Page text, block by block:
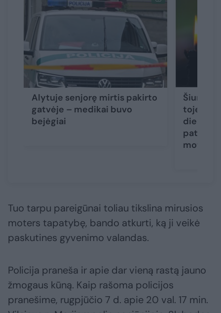
Alytuje senjorę mirtis pakirto
gatvėje – medikai buvo
bejėgiai
Šiurpūs
toje
dieną
paties
moterys
Tuo tarpu pareigūnai toliau tikslina mirusios
moters tapatybę, bando atkurti, ką ji veikė
paskutines gyvenimo valandas.
Policija praneša ir apie dar vieną rastą jauno
žmogaus kūną. Kaip rašoma policijos
pranešime, rugpjūčio 7 d. apie 20 val. 17 min.